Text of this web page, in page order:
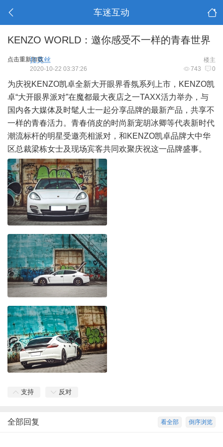
车迷互动
KENZO WORLD：邀你感受不一样的青春世界
点击重新加载 楼主
拉克丝
743 0
2020-10-22 03:37:26
为庆祝KENZO凯卓全新大开眼界香氛系列上市，KENZO凯
卓“大开眼界派对”在魔都最大夜店之一TAXX活力举办，与
国内各大媒体及时髦人士一起分享品牌的最新产品，共享不
一样的青春活力。青春俏皮的时尚新宠胡冰卿等代表新时代
潮流标杆的明星受邀亮相派对，和KENZO凯卓品牌大中华
区总裁梁栋女士及现场宾客共同欢聚庆祝这一品牌盛事。
支持 反对
倒序浏览
看全部
全部回复